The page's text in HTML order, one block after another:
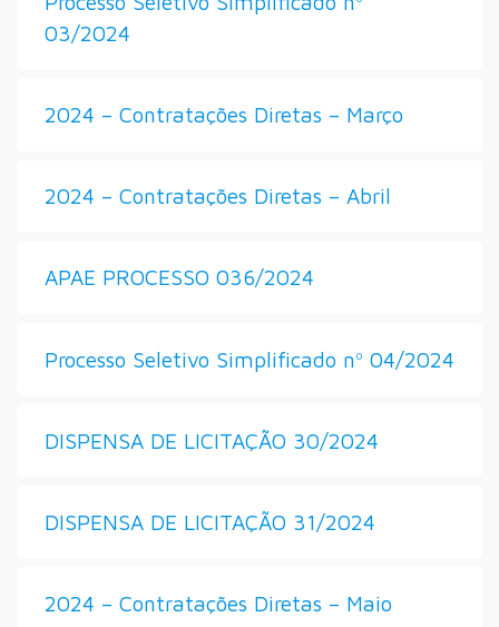
03/2024
2024 – Contratações Diretas – Março
2024 – Contratações Diretas – Abril
APAE PROCESSO 036/2024
Processo Seletivo Simplificado nº 04/2024
DISPENSA DE LICITAÇÃO 30/2024
DISPENSA DE LICITAÇÃO 31/2024
2024 – Contratações Diretas – Maio